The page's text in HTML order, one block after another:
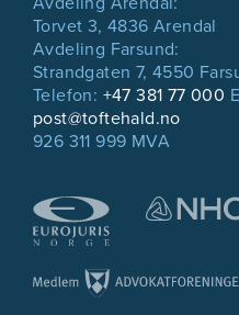
Torvet 3, 4836 Arendal
Avdeling Farsund:
Strandgaten 7, 4550
Telefon: +47 381 77 000
post@toftehald.no
926 311 999 MVA